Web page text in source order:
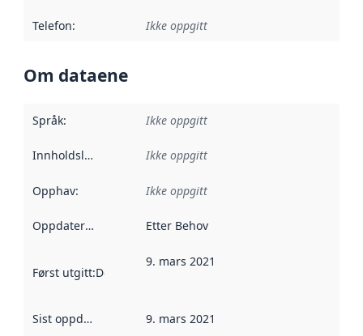
Telefon: Ikke oppgitt
Om dataene
Språk: Ikke oppgitt
Innholdsleverandører :
Ikke oppgitt
Opphav: Ikke oppgitt
Oppdateringsfrekvens :
Etter Behov
Først utgitt:Denne datoen sier når dataene i dette
9. mars 2021
Sist oppdatert 9. mars 2021